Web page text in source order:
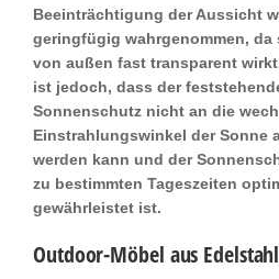
Beeinträchtigung der Aussicht
geringfügig wahrgenommen, da
von außen fast transparent
ist jedoch, dass der
Sonnenschutz nicht an die
Einstrahlungswinkel der Sonne
werden kann und der
zu bestimmten Tageszeiten
gewährleistet ist.
Outdoor-Möbel aus Edelstahl